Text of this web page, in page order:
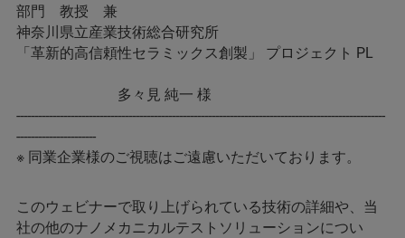
部門 教授 兼
神奈川県立産業技術総合研究所
「革新的高信頼性セラミックス創製」 プロジェクト PL
多々見 純一 様
------------------------------------------------------------------------------------------------------
----------------------
※ 同業企業様のご視聴はご遠慮いただいております。
このウェビナーで取り上げられている技術の詳細や、当
社の他のナノメカニカルテストソリューションについ